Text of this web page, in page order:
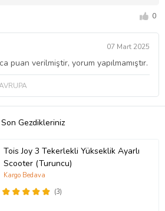
0
07 Mart 2025
puan verilmiştir, yorum yapılmamıştır.
Son Gezdikleriniz
Tois Joy 3 Tekerlekli Yükseklik Ayarlı
Scooter (Turuncu)
(3)
Kargo Bedava